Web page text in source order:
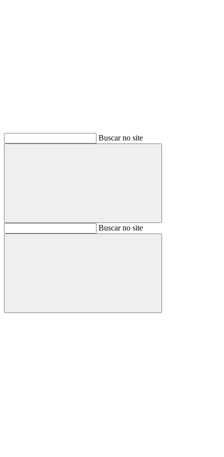
Buscar no site
BuscarBuscar no site
Buscar